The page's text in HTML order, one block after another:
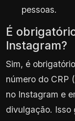
pessoas.
É
Instagram?
Sim, é
número do CRP (
no Instagram e
divulgação. Isso